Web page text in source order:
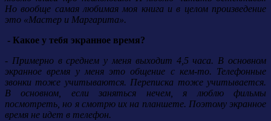
Но вообще самая любимая моя книга и в целом произведение
это «Мастер и Маргарита».
- Какое у тебя экранное время?
- Примерно в среднем у меня выходит 4,5 часа. В основном
экранное время у меня это общение с кем-то. Телефонные
звонки тоже учитываются. Переписка тоже учитывается.
В основном, если заняться нечем, я люблю фильмы
посмотреть, но я смотрю их на планшете. Поэтому экранное
время не идет в телефон.